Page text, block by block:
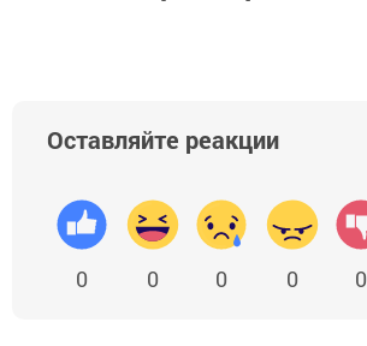
Оставляйте реакции
0 0 0 0 0